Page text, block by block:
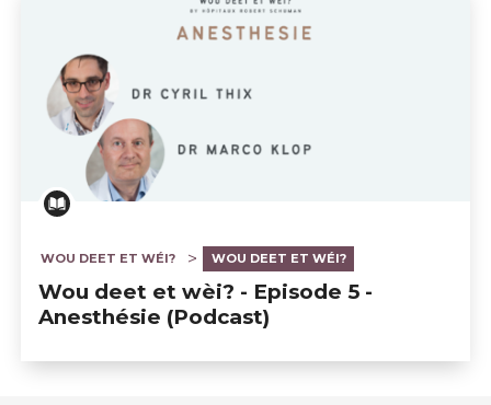
WOU DEET ET WÉI? WOU DEET ET WÉI?
Wou deet et wèi? - Episode 5 -
Anesthésie (Podcast)